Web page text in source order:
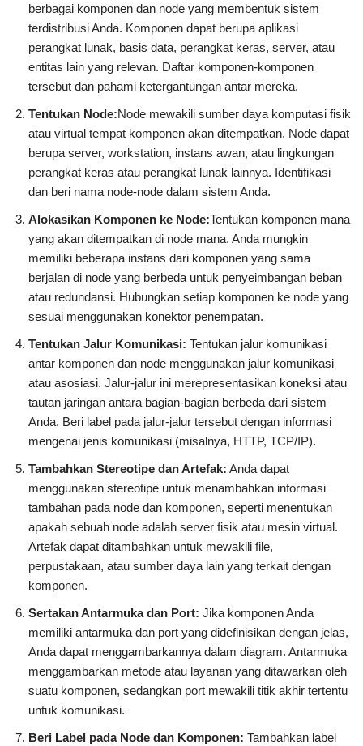
berbagai komponen dan node yang membentuk sistem
terdistribusi Anda. Komponen dapat berupa aplikasi
perangkat lunak, basis data, perangkat keras, server, atau
entitas lain yang relevan. Daftar komponen-komponen
tersebut dan pahami ketergantungan antar mereka.
Tentukan Node:Node mewakili sumber daya komputasi fisik
atau virtual tempat komponen akan ditempatkan. Node dapat
berupa server, workstation, instans awan, atau lingkungan
perangkat keras atau perangkat lunak lainnya. Identifikasi
dan beri nama node-node dalam sistem Anda.
Alokasikan Komponen ke Node:Tentukan komponen mana
yang akan ditempatkan di node mana. Anda mungkin
memiliki beberapa instans dari komponen yang sama
berjalan di node yang berbeda untuk penyeimbangan beban
atau redundansi. Hubungkan setiap komponen ke node yang
sesuai menggunakan konektor penempatan.
Tentukan Jalur Komunikasi: Tentukan jalur komunikasi
antar komponen dan node menggunakan jalur komunikasi
atau asosiasi. Jalur-jalur ini merepresentasikan koneksi atau
tautan jaringan antara bagian-bagian berbeda dari sistem
Anda. Beri label pada jalur-jalur tersebut dengan informasi
mengenai jenis komunikasi (misalnya, HTTP, TCP/IP).
Tambahkan Stereotipe dan Artefak: Anda dapat
menggunakan stereotipe untuk menambahkan informasi
tambahan pada node dan komponen, seperti menentukan
apakah sebuah node adalah server fisik atau mesin virtual.
Artefak dapat ditambahkan untuk mewakili file,
perpustakaan, atau sumber daya lain yang terkait dengan
komponen.
Sertakan Antarmuka dan Port: Jika komponen Anda
memiliki antarmuka dan port yang didefinisikan dengan jelas,
Anda dapat menggambarkannya dalam diagram. Antarmuka
menggambarkan metode atau layanan yang ditawarkan oleh
suatu komponen, sedangkan port mewakili titik akhir tertentu
untuk komunikasi.
Beri Label pada Node dan Komponen: Tambahkan label